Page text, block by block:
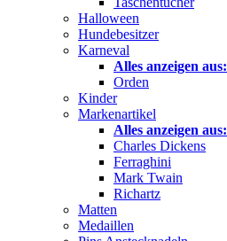
Halloween
Hundebesitzer
Karneval
Alles anzeigen aus:
Orden
Kinder
Markenartikel
Alles anzeigen aus:
Charles Dickens
Ferraghini
Mark Twain
Richartz
Matten
Medaillen